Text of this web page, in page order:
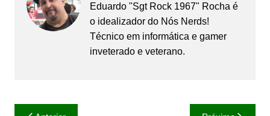
Eduardo "Sgt Rock 1967" Rocha é
o idealizador do Nós Nerds!
Técnico em informática e gamer
inveterado e veterano.
Navegação